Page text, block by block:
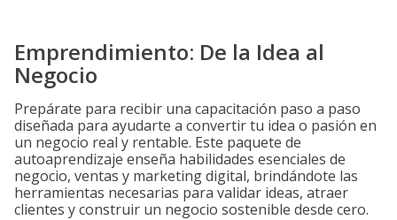
Emprendimiento: De la Idea al
Negocio
Prepárate para recibir una capacitación paso a paso
diseñada para ayudarte a convertir tu idea o pasión en
un negocio real y rentable. Este paquete de
autoaprendizaje enseña habilidades esenciales de
negocio, ventas y marketing digital, brindándote las
herramientas necesarias para validar ideas, atraer
clientes y construir un negocio sostenible desde cero.